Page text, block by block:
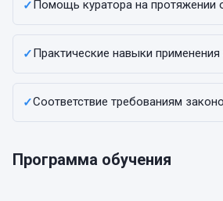
✓Помощь куратора на протяжении
✓Практические навыки применения
✓Соответствие требованиям
Программа обучения